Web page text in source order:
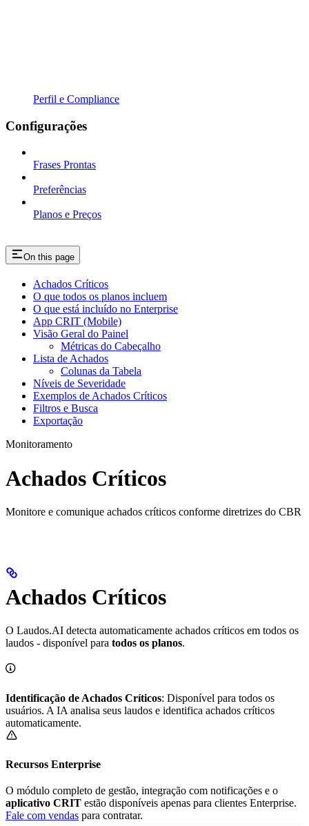
Perfil e Compliance
Configurações
Frases Prontas
Preferências
Planos e Preços
On this page
Achados Críticos
O que todos os planos incluem
O que está incluído no Enterprise
App CRIT (Mobile)
Visão Geral do Painel
Métricas do Cabeçalho
Lista de Achados
Colunas da Tabela
Níveis de Severidade
Exemplos de Achados Críticos
Filtros e Busca
Exportação
Monitoramento
Achados Críticos
Monitore e comunique achados críticos conforme diretrizes do CBR
Achados Críticos
O Laudos.AI detecta automaticamente achados críticos em todos os
laudos - disponível para todos os planos.
Identificação de Achados Críticos: Disponível para todos os
usuários. A IA analisa seus laudos e identifica achados críticos
automaticamente.
Recursos Enterprise
O módulo completo de gestão, integração com notificações e o
aplicativo CRIT estão disponíveis apenas para clientes Enterprise.
Fale com vendas para contratar.